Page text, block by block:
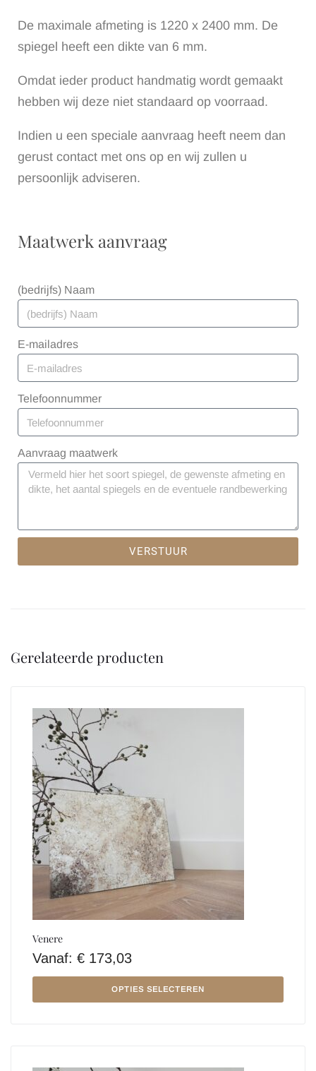
De maximale afmeting is 1220 x 2400 mm. De
spiegel heeft een dikte van 6 mm.
Omdat ieder product handmatig wordt gemaakt
hebben wij deze niet standaard op voorraad.
Indien u een speciale aanvraag heeft neem dan
gerust contact met ons op en wij zullen u
persoonlijk adviseren.
Maatwerk aanvraag
(bedrijfs) Naam
E-mailadres
Telefoonnummer
Aanvraag maatwerk
VERSTUUR
Gerelateerde producten
Venere
Vanaf: € 173,03
OPTIES SELECTEREN